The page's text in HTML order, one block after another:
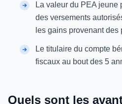
La valeur du PEA jeune
des versements
les gains provenant des
Le titulaire du compte
fiscaux au bout des 5
Quels sont les